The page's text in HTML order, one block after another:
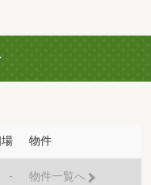
物件
- 物件一覧へ